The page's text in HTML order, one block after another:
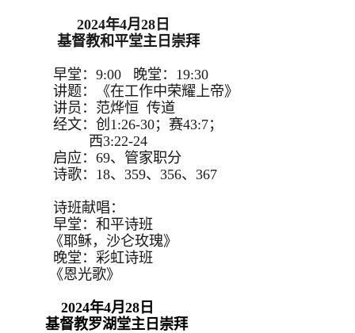
2024年4月28日
基督教和平堂主日崇拜
早堂：9:00 晚堂：19:30
讲题：《在工作中荣耀上帝》
讲员：范烨恒 传道
经文：创1:26-30；赛43:7；
西3:22-24
启应：69、管家职分
诗歌：18、359、356、367
诗班献唱：
早堂：和平诗班
《耶稣，沙仑玫瑰》
晚堂：彩虹诗班
《恩光歌》
2024年4月28日
基督教罗湖堂主日崇拜